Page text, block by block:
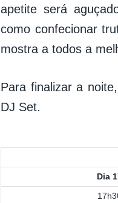
apetite será
como confecionar
mostra a todos a
Para finalizar a
DJ Set.
Dia